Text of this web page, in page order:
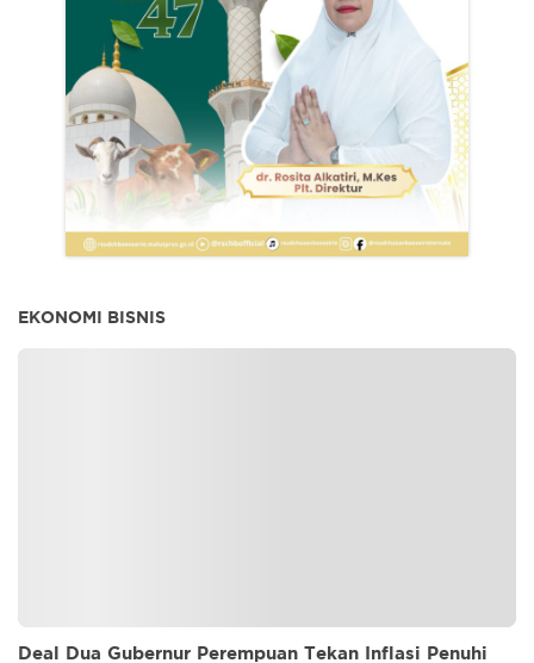
EKONOMI BISNIS
Deal Dua Gubernur Perempuan Tekan Inflasi Penuhi